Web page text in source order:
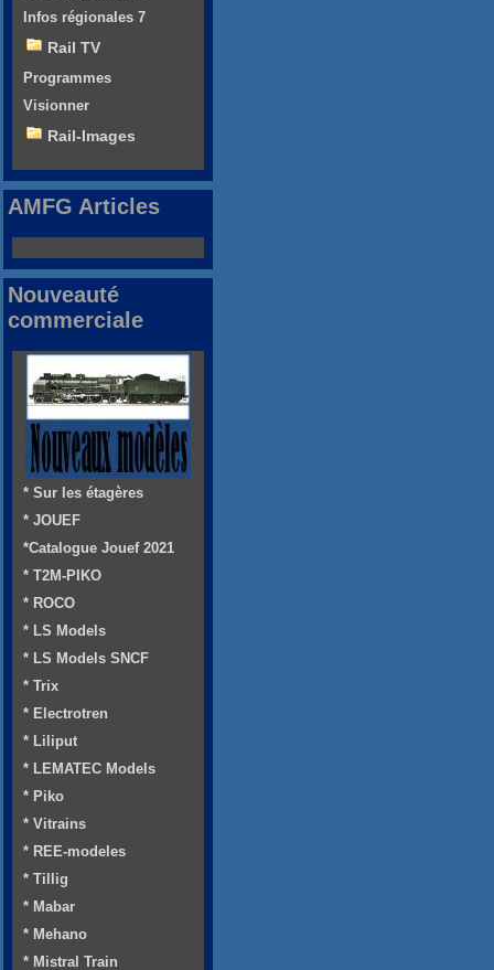
Infos régionales 7
Rail TV
Programmes
Visionner
Rail-Images
AMFG Articles
Nouveauté
commerciale
* Sur les étagères
* JOUEF
*Catalogue Jouef 2021
* T2M-PIKO
* ROCO
* LS Models
* LS Models SNCF
* Trix
* Electrotren
* Liliput
* LEMATEC Models
* Piko
* Vitrains
* REE-modeles
* Tillig
* Mabar
* Mehano
* Mistral Train